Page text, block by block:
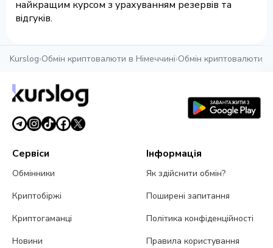
найкращим курсом з урахуванням резервів та
відгуків.
Kurslog›Обмін криптовалюти в Німеччині›Обмін криптовалюти в
Сервіси
Обмінники
Криптобіржі
Криптогаманці
Новини
Інформація
Як здійснити обмін?
Поширені запитання
Політика конфіденційності
Правила користування